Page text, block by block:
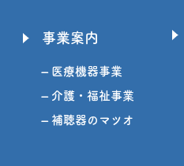
事業案内
– 医療機器事業
– 介護・福祉事業
– 補聴器のマツオ